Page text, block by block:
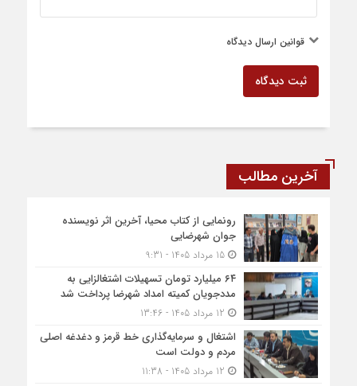
قوانین ارسال دیدگاه
ثبت دیدگاه
آخرین مطالب
رونمایی از کتاب محیا، آخرین اثر نویسنده
جوان شهرضایی
15 مرداد 1405 - 9:31
۶۴ میلیارد تومان تسهیلات اشتغالزایی به
مددجویان کمیته امداد شهرضا پرداخت شد
اشتغال و سرمایه‌گذاری خط قرمز و دغدغه اصلی
مردم و دولت است